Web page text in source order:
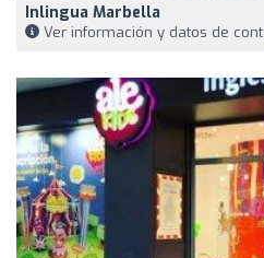
Inlingua Marbella
Ver información y datos de